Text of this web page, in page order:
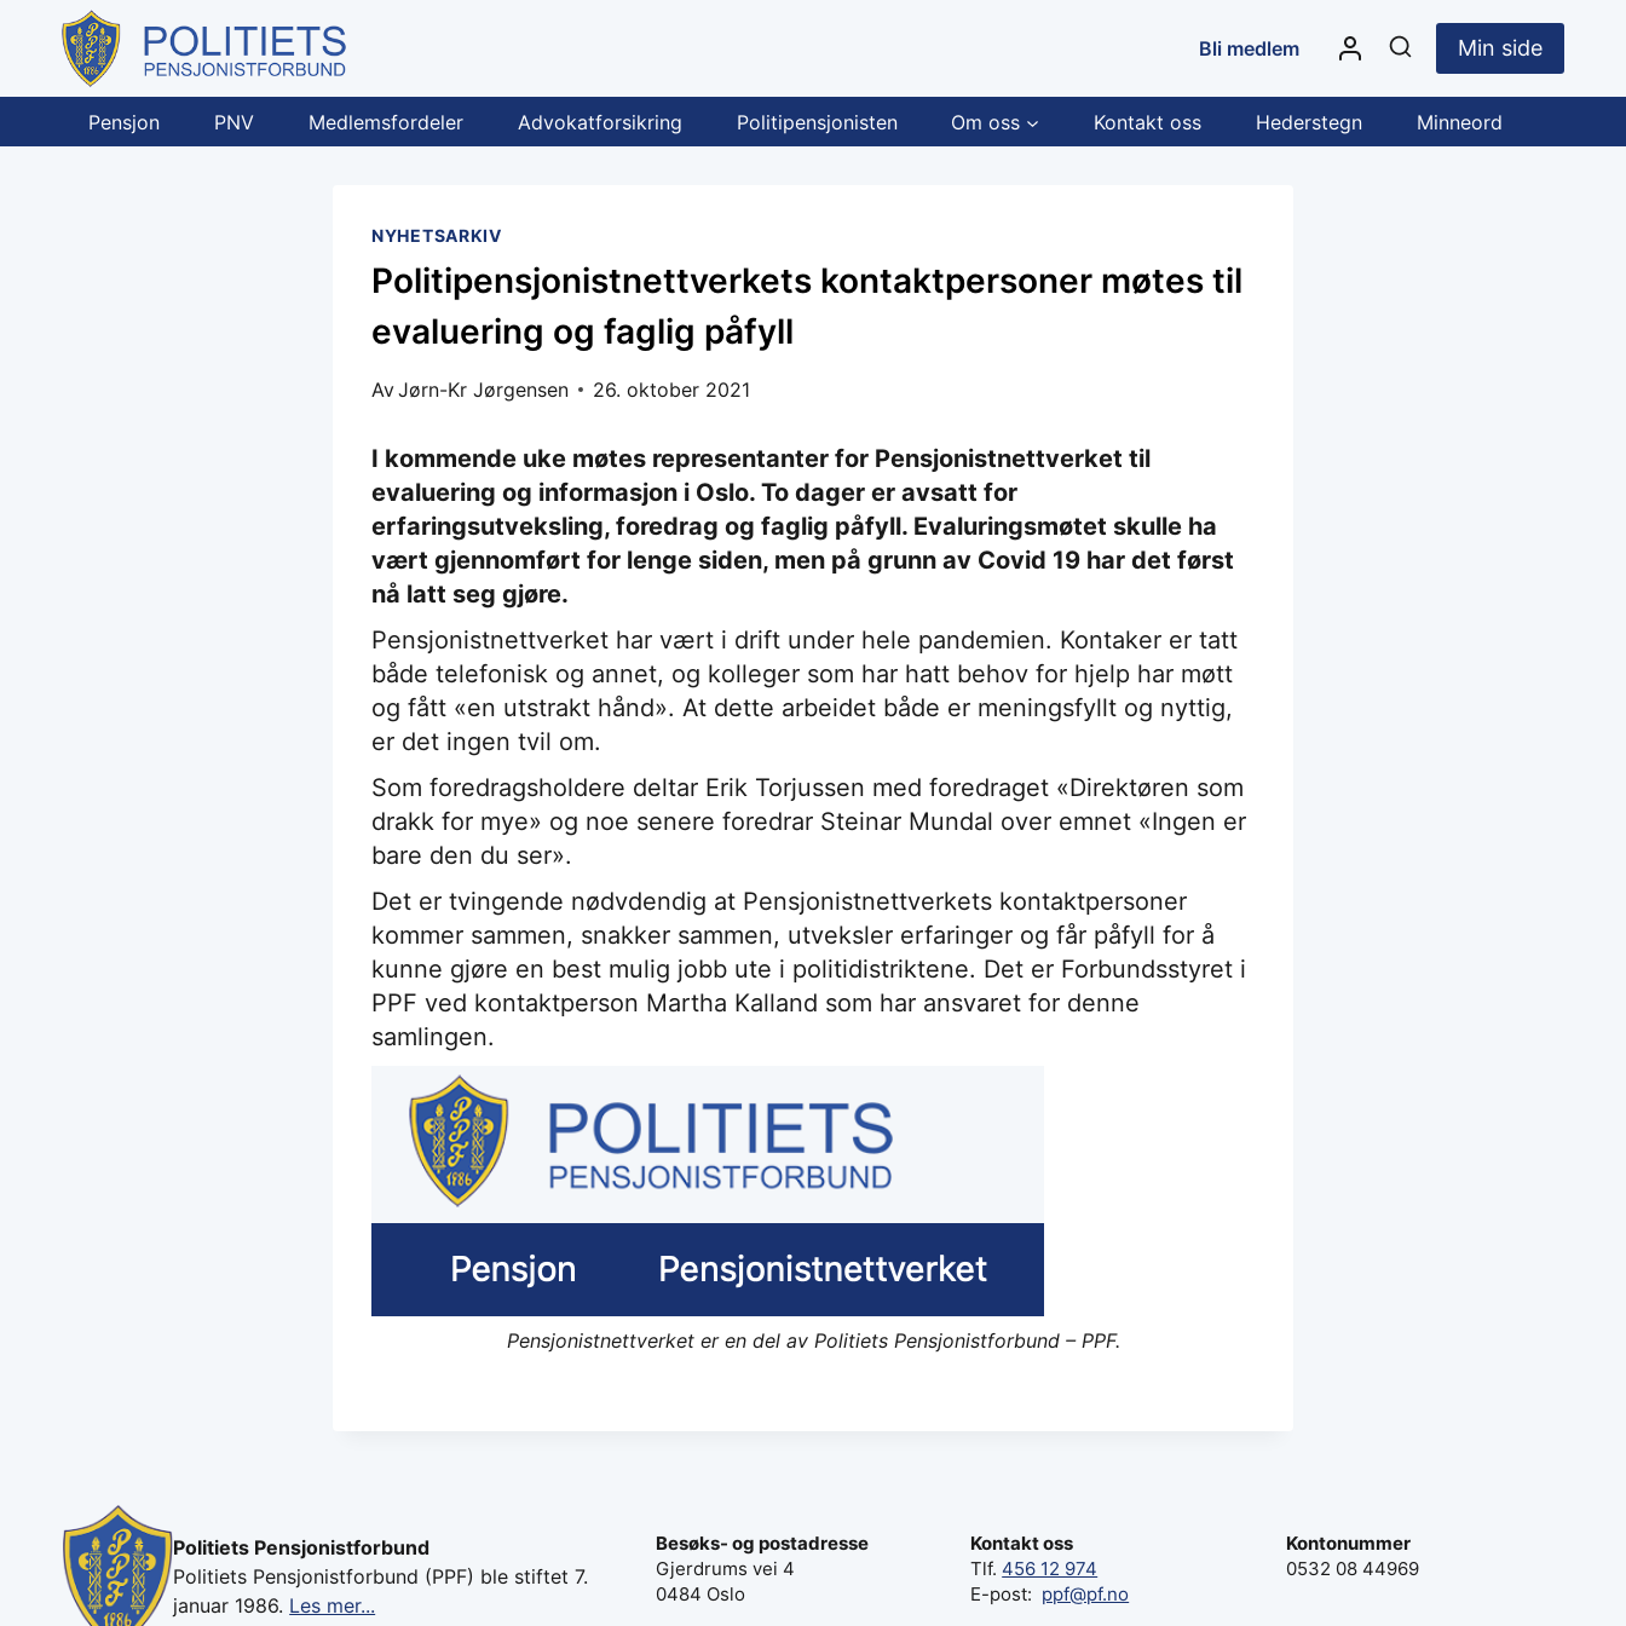
content
Bli medlem Min side
Pensjon PNV Medlemsfordeler Advokatforsikring Politipensjonisten Om oss Kontakt oss Hederstegn Minneord
NYHETSARKIV
Politipensjonistnettverkets kontaktpersoner møtes til
evaluering og faglig påfyll
AvJørn-Kr Jørgensen 26. oktober 2021
I kommende uke møtes representanter for Pensjonistnettverket til
evaluering og informasjon i Oslo. To dager er avsatt for
erfaringsutveksling, foredrag og faglig påfyll. Evaluringsmøtet skulle ha
vært gjennomført for lenge siden, men på grunn av Covid 19 har det først
nå latt seg gjøre.
Pensjonistnettverket har vært i drift under hele pandemien. Kontaker er tatt
både telefonisk og annet, og kolleger som har hatt behov for hjelp har møtt
og fått «en utstrakt hånd». At dette arbeidet både er meningsfyllt og nyttig,
er det ingen tvil om.
Som foredragsholdere deltar Erik Torjussen med foredraget «Direktøren som
drakk for mye» og noe senere foredrar Steinar Mundal over emnet «Ingen er
bare den du ser».
Det er tvingende nødvdendig at Pensjonistnettverkets kontaktpersoner
kommer sammen, snakker sammen, utveksler erfaringer og får påfyll for å
kunne gjøre en best mulig jobb ute i politidistriktene. Det er Forbundsstyret i
PPF ved kontaktperson Martha Kalland som har ansvaret for denne
samlingen.
Pensjonistnettverket er en del av Politiets Pensjonistforbund – PPF.
Politiets Pensjonistforbund
Politiets Pensjonistforbund (PPF) ble stiftet 7.
januar 1986. Les mer...
Besøks- og postadresse
Gjerdrums vei 4
0484 Oslo
Kontakt oss
Tlf.456 12 974
E-post: ppf@pf.no
Kontonummer
0532 08 44969